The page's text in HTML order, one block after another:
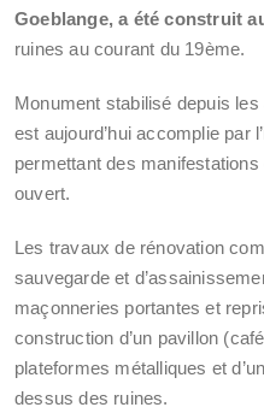
Goeblange, a été construit
ruines au courant du 19ème.
Monument stabilisé depuis
est aujourd’hui accomplie par
permettant des
ouvert.
Les travaux de rénovation
sauvegarde et
maçonneries portantes et
construction d’un pavillon
plateformes métalliques et
dessus des ruines.